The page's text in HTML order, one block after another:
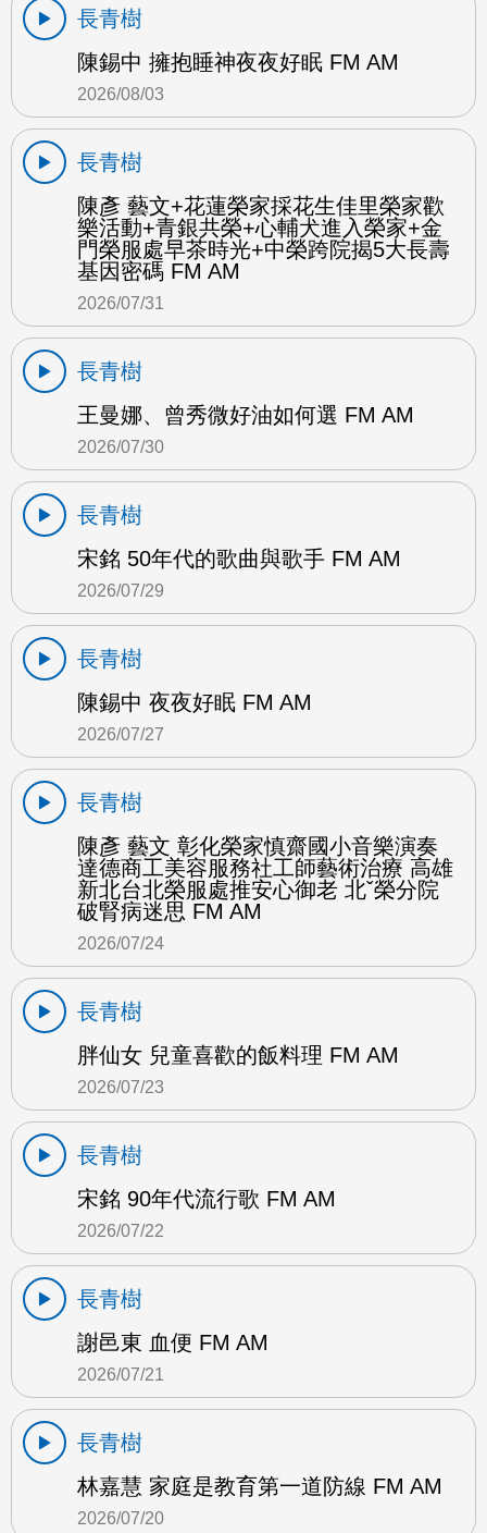
長青樹
陳錫中 擁抱睡神夜夜好眠 FM AM
2026/08/03
長青樹
陳彥 藝文+花蓮榮家採花生佳里榮家歡
樂活動+青銀共榮+心輔犬進入榮家+金
門榮服處早茶時光+中榮跨院揭5大長壽
基因密碼 FM AM
2026/07/31
長青樹
王曼娜、曾秀微好油如何選 FM AM
2026/07/30
長青樹
宋銘 50年代的歌曲與歌手 FM AM
2026/07/29
長青樹
陳錫中 夜夜好眠 FM AM
2026/07/27
長青樹
陳彥 藝文 彰化榮家慎齋國小音樂演奏
達德商工美容服務社工師藝術治療 高雄
新北台北榮服處推安心御老 北ˇ榮分院
破腎病迷思 FM AM
2026/07/24
長青樹
胖仙女 兒童喜歡的飯料理 FM AM
2026/07/23
長青樹
宋銘 90年代流行歌 FM AM
2026/07/22
長青樹
謝邑東 血便 FM AM
2026/07/21
長青樹
林嘉慧 家庭是教育第一道防線 FM AM
2026/07/20